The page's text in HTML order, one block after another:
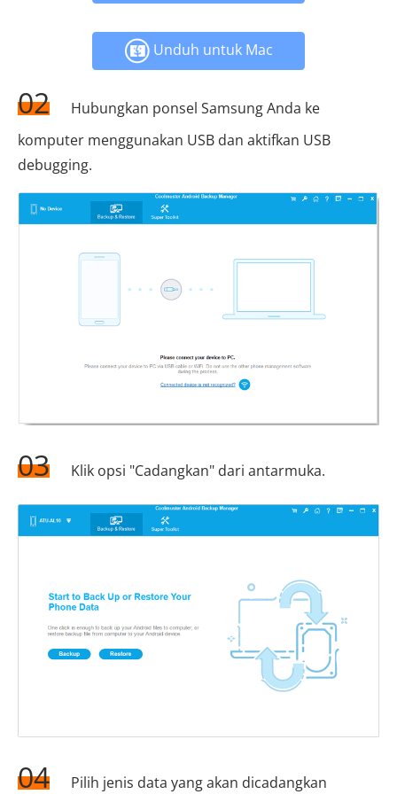
Unduh untuk Mac
02
Hubungkan ponsel Samsung Anda ke
komputer menggunakan USB dan aktifkan USB
debugging.
03 Klik opsi "Cadangkan" dari antarmuka.
04
Pilih jenis data yang akan dicadangkan